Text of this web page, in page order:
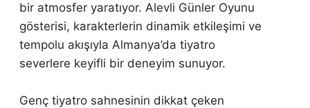
bir atmosfer yaratıyor. Alevli Günler Oyunu
gösterisi, karakterlerin dinamik etkileşimi ve
tempolu akışıyla Almanya’da tiyatro
severlere keyifli bir deneyim sunuyor.
Genç tiyatro sahnesinin dikkat çeken